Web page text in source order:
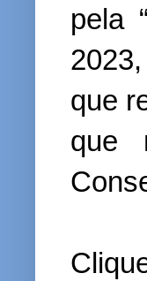
pela
que
que